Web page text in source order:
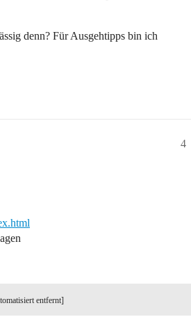
denn? Für Ausgehtipps bin ich
4
entfernt]